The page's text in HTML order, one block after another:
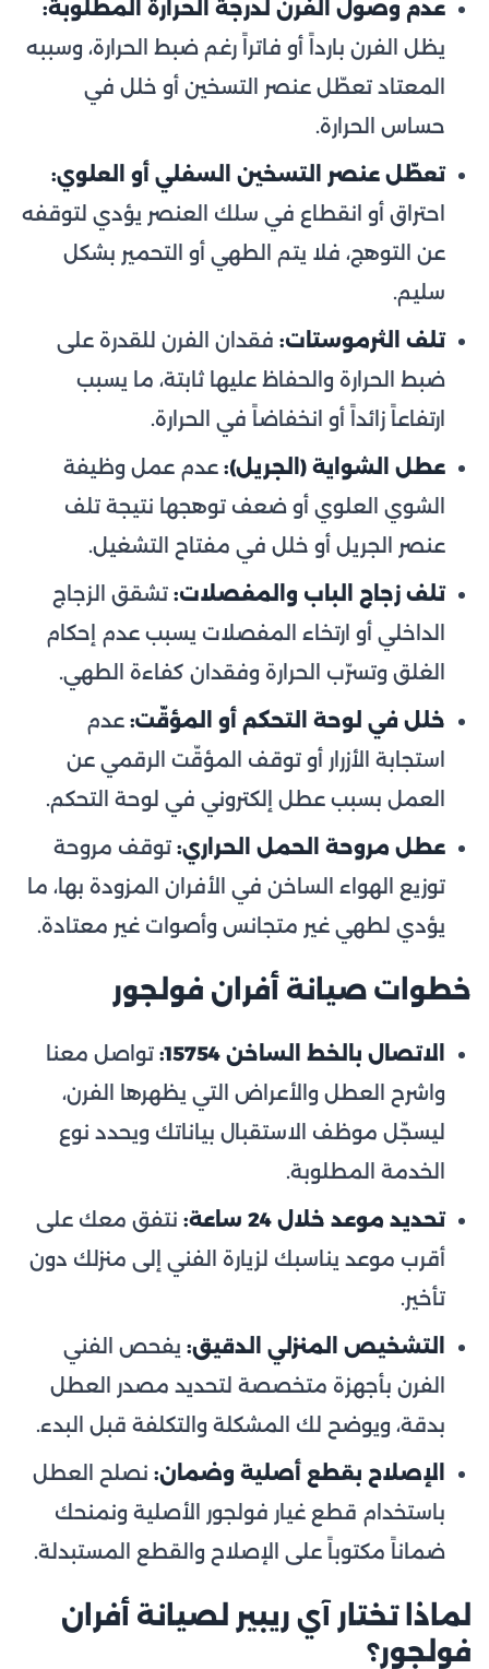
عدم وصول الفرن لدرجة الحرارة المطلوبة:
يظل الفرن بارداً أو فاتراً رغم ضبط الحرارة، وسببه
المعتاد تعطّل عنصر التسخين أو خلل في
حساس الحرارة.
تعطّل عنصر التسخين السفلي أو العلوي:
احتراق أو انقطاع في سلك العنصر يؤدي لتوقفه
عن التوهج، فلا يتم الطهي أو التحمير بشكل
سليم.
تلف الثرموستات: فقدان الفرن للقدرة على
ضبط الحرارة والحفاظ عليها ثابتة، ما يسبب
ارتفاعاً زائداً أو انخفاضاً في الحرارة.
عطل الشواية (الجريل): عدم عمل وظيفة
الشوي العلوي أو ضعف توهجها نتيجة تلف
عنصر الجريل أو خلل في مفتاح التشغيل.
تلف زجاج الباب والمفصلات: تشقق الزجاج
الداخلي أو ارتخاء المفصلات يسبب عدم إحكام
الغلق وتسرّب الحرارة وفقدان كفاءة الطهي.
خلل في لوحة التحكم أو المؤقّت: عدم
استجابة الأزرار أو توقف المؤقّت الرقمي عن
العمل بسبب عطل إلكتروني في لوحة التحكم.
عطل مروحة الحمل الحراري: توقف مروحة
توزيع الهواء الساخن في الأفران المزودة بها، ما
يؤدي لطهي غير متجانس وأصوات غير معتادة.
خطوات صيانة أفران فولجور
الاتصال بالخط الساخن 15754:
تواصل معنا
واشرح العطل والأعراض التي يظهرها الفرن،
ليسجّل موظف الاستقبال بياناتك ويحدد نوع
الخدمة المطلوبة.
تحديد موعد خلال 24 ساعة:
نتفق معك على
أقرب موعد يناسبك لزيارة الفني إلى منزلك دون
تأخير.
التشخيص المنزلي الدقيق: يفحص الفني
الفرن بأجهزة متخصصة لتحديد مصدر العطل
بدقة، ويوضح لك المشكلة والتكلفة قبل البدء.
الإصلاح بقطع أصلية وضمان: نصلح العطل
باستخدام قطع غيار فولجور الأصلية ونمنحك
ضماناً مكتوباً على الإصلاح والقطع المستبدلة.
لماذا تختار آي ريبير لصيانة أفران
فولجور؟